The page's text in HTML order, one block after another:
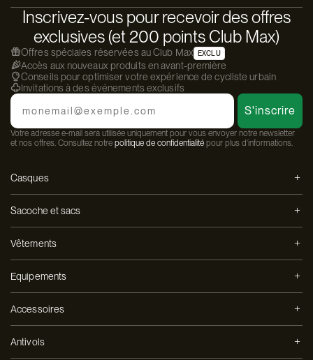
Inscrivez-vous pour recevoir des offres
exclusives (et 200 points Club Max)
Offres spéciales réservées au Club Max EXCLU
Accès aux nouveaux produits en avant-première
Conseils pour optimiser votre expérience de cycliste urbain
Invitations à des événements exclusifs
Email
S'inscrire
Votre adresse e-mail sera utilisée uniquement pour vous envoyer notre newsletter
et nos offres. Consultez notre politique de confidentialité pour plus d'informations.
Casques
Sacoche et sacs
Vêtements
Equipements
Accessoires
Antivols